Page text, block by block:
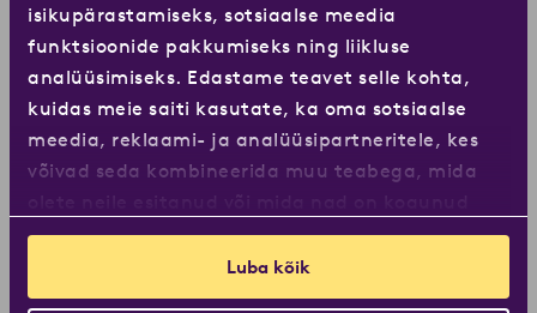
isikupärastamiseks, sotsiaalse meedia
funktsioonide pakkumiseks ning liikluse
analüüsimiseks. Edastame teavet selle kohta,
kuidas meie saiti kasutate, ka oma sotsiaalse
meedia, reklaami- ja analüüsipartneritele, kes
võivad seda kombineerida muu teabega, mida
teiepoolse teenuste kasutamise käigus.
Luba kõik
Cold Brew Apple